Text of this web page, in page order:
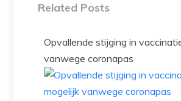
Related Posts
Opvallende stijging in
vanwege coronapas